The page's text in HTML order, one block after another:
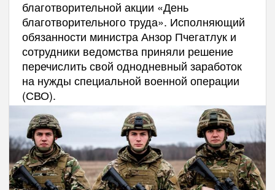
благотворительной акции «День
благотворительного труда». Исполняющий
обязанности министра Анзор Пчегатлук и
сотрудники ведомства приняли решение
перечислить свой однодневный заработок
на нужды специальной военной операции
(СВО).